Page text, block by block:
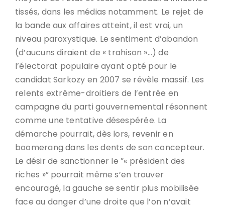
tissés, dans les médias notamment. Le rejet de
la bande aux affaires atteint, il est vrai, un
niveau paroxystique. Le sentiment d’abandon
(d’aucuns diraient de « trahison »…) de
l’électorat populaire ayant opté pour le
candidat Sarkozy en 2007 se révèle massif. Les
relents extrême-droitiers de l’entrée en
campagne du parti gouvernemental résonnent
comme une tentative désespérée. La
démarche pourrait, dès lors, revenir en
boomerang dans les dents de son concepteur.
Le désir de sanctionner le ”« président des
riches »” pourrait même s’en trouver
encouragé, la gauche se sentir plus mobilisée
face au danger d’une droite que l’on n’avait